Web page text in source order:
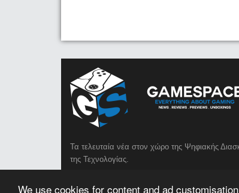
We use cookies for content and ad
Τα τελευταία νέα στον χώρο της Ψηφιακής
της Τεχνολογίας.